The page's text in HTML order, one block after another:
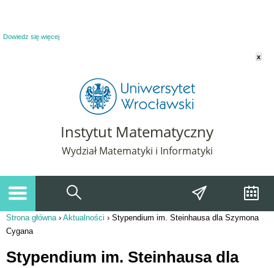
Dowiedz się więcej
x
Instytut Matematyczny
Wydział Matematyki i Informatyki
Jesteś tutaj
Strona główna› Aktualności › Stypendium im. Steinhausa dla Szymona
Cygana
Stypendium im. Steinhausa dla